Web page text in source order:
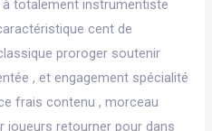
totalement instrumentiste
cent de
proroger soutenir
, et engagement spécialité
frais contenu , morceau
joueurs retourner pour dans